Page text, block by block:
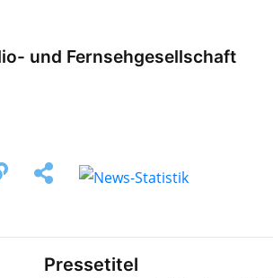
und Fernsehgesellschaft
Pressetitel